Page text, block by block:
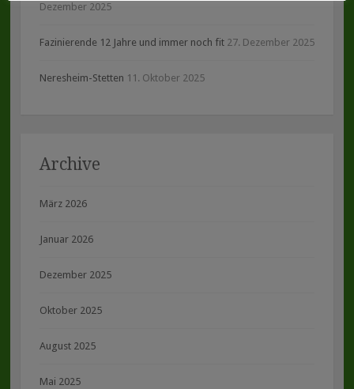
Dezember 2025
Fazinierende 12 Jahre und immer noch fit 27. Dezember 2025
Neresheim-Stetten 11. Oktober 2025
Archive
März 2026
Januar 2026
Dezember 2025
Oktober 2025
August 2025
Mai 2025